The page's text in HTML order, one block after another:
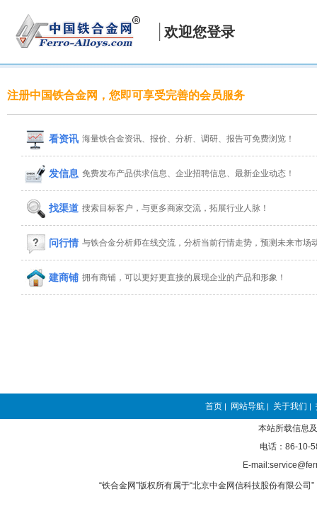
欢迎您登录
注册中国铁合金网，您即可享受完善的会员服务
看资讯 海量铁合金资讯、报价、分析、调研、报告可免费浏览！
发信息 免费发布产品供求信息、企业招聘信息、最新企业动态！
找渠道 搜索目标客户，与更多商家交流，拓展行业人脉！
问行情 与铁合金分析师在线交流，分析当前行情走势，预测未来市场
建商铺 拥有商铺，可以更好更直接的展现企业的产品和形象！
首页 | 网站导航 | 关于我们 |
本站所载信息
电话：86-10-
E-
“铁合金网”版权所有属于“北京中金网信科技股份有限公司